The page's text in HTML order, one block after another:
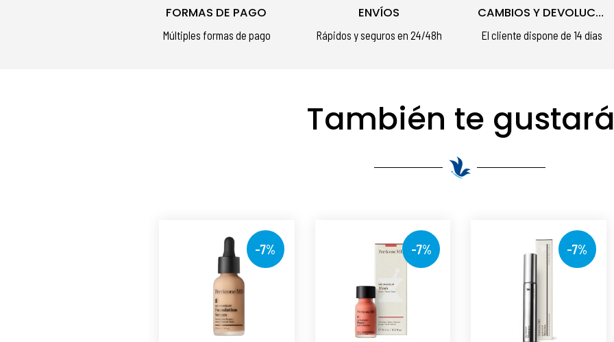
FORMAS DE PAGO
Múltiples formas de pago
ENVÍOS
Rápidos y seguros en 24/48h
CAMBIOS Y DEVOLUCIONES
El cliente dispone de 14 días
También te gustará
-7% -7% -7%